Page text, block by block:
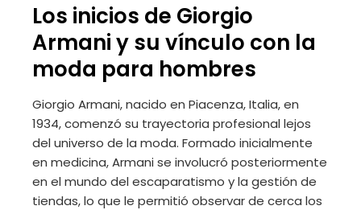
Los inicios de Giorgio
Armani y su vínculo con la
moda para hombres
Giorgio Armani, nacido en Piacenza, Italia, en
1934, comenzó su trayectoria profesional lejos
del universo de la moda. Formado inicialmente
en medicina, Armani se involucró posteriormente
en el mundo del escaparatismo y la gestión de
tiendas, lo que le permitió observar de cerca los